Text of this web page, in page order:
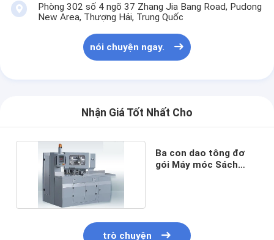
Nhà
Các sản phẩm
Phòng 302 số 4 ngõ 37 Zhang Jia Bang Road, Pudong
New Area, Thượng Hải, Trung Quốc
nói chuyện ngay.
Nhận Giá Tốt Nhất Cho
Ba con dao tông đơ
gói Máy móc Sách
trò chuyện